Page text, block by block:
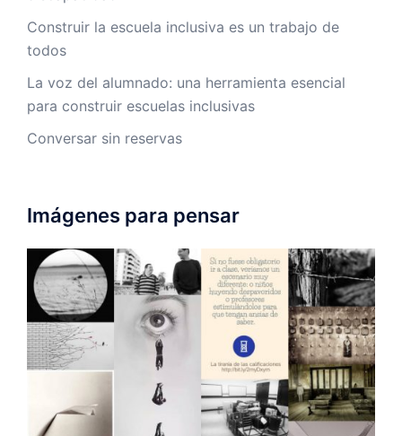
Construir la escuela inclusiva es un trabajo de
todos
La voz del alumnado: una herramienta esencial
para construir escuelas inclusivas
Conversar sin reservas
Imágenes para pensar